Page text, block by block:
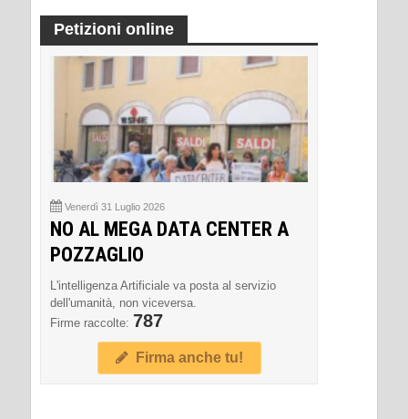
Petizioni online
Venerdì 31 Luglio 2026
NO AL MEGA DATA CENTER A
POZZAGLIO
L'intelligenza Artificiale va posta al servizio
dell'umanità, non viceversa.
Firme raccolte: 787
Firma anche tu!